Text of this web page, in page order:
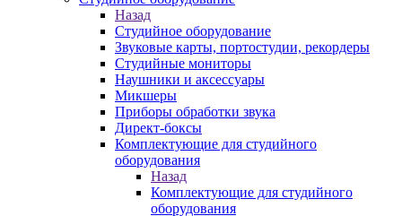
Назад
Студийное оборудование
Звуковые карты, портостудии, рекордеры
Студийные мониторы
Наушники и аксессуары
Микшеры
Приборы обработки звука
Директ-боксы
Комплектующие для студийного
оборудования
Назад
Комплектующие для студийного
оборудования